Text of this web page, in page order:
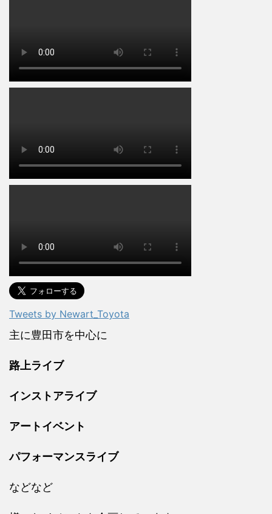
Tweets by Newart_Toyota
主に豊田市を中心に
路上ライブ
インストアライブ
アートイベント
パフォーマンスライブ
などなど